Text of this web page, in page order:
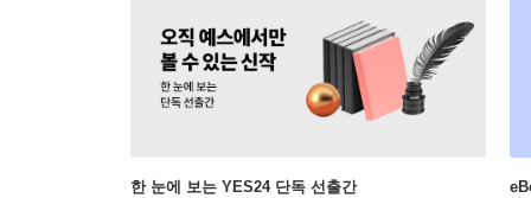
한 눈에 보는 YES24 단독 선출간